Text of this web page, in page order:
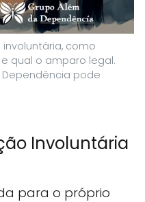
como
qual o amparo legal.
pode
Involuntária
para o próprio